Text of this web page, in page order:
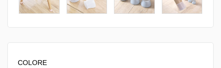
COLORE